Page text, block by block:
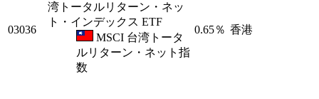
03036
湾トータルリターン・ネッ
ト・インデックス ETF
MSCI 台湾トータ
ルリターン・ネット指
数
0.65％ 香港